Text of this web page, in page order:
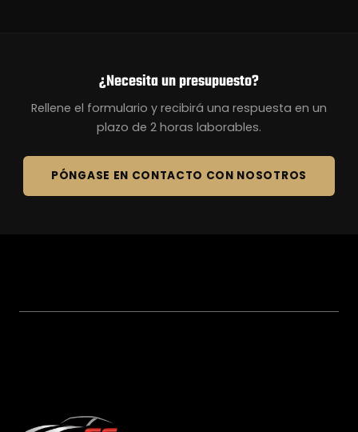
¿Necesita un presupuesto?
Rellene el formulario y recibirá una respuesta en un
plazo de 2 horas laborables.
PÓNGASE EN CONTACTO CON NOSOTROS